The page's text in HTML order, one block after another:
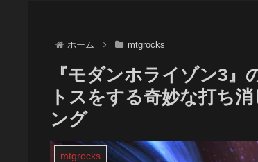
ホーム mtgrocks
『モダンホライゾン3
トスをする奇妙な打ち
ング
mtgrocks